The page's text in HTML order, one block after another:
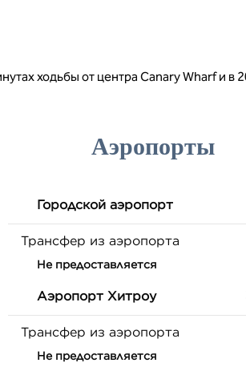
ходьбы от центра Canary Wharf и в
Аэропорты
Городской аэропорт
Трансфер из аэропорта
Не предоставляется
Аэропорт Хитроу
Трансфер из аэропорта
Не предоставляется